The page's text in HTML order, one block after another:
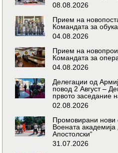
08.08.2026
Прием на
Командата за
04.08.2026
Прием на
Командата за
04.08.2026
Делегации од
повод 2 Август –
првото
02.08.2026
Промовирани нови
Воената
Апостолски“
31.07.2026